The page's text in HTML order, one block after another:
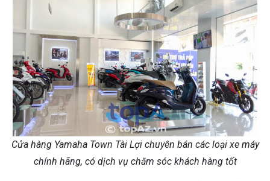
Cửa hàng Yamaha Town Tài Lợi chuyên bán các loại xe máy
chính hãng, có dịch vụ chăm sóc khách hàng tốt